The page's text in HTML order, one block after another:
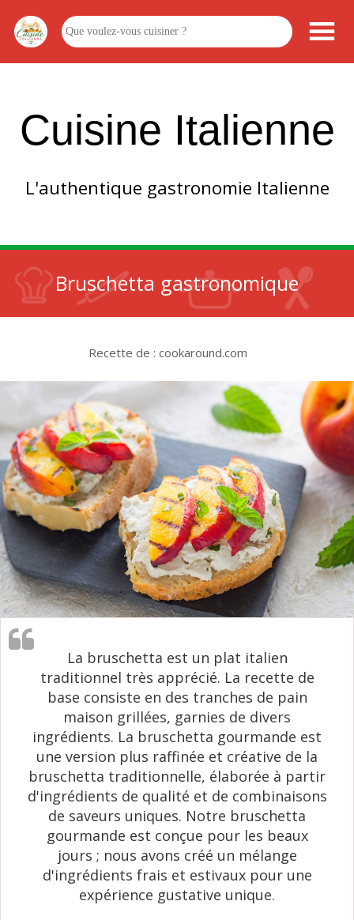
Cuisine Italienne
L'authentique gastronomie Italienne
Bruschetta gastronomique
Recette de : cookaround.com
La bruschetta est un plat italien
traditionnel très apprécié. La recette de
base consiste en des tranches de pain
maison grillées, garnies de divers
ingrédients. La bruschetta gourmande est
une version plus raffinée et créative de la
bruschetta traditionnelle, élaborée à partir
d'ingrédients de qualité et de combinaisons
de saveurs uniques. Notre bruschetta
gourmande est conçue pour les beaux
jours ; nous avons créé un mélange
d'ingrédients frais et estivaux pour une
expérience gustative unique.